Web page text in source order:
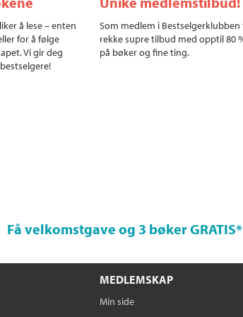
å lese – enten
for å følge
Vi gir deg
Som medlem i Bestselgerklubben
rekke supre tilbud med opptil 80
på bøker og fine ting.
Få velkomstgave og 3 bøker GRATIS
MEDLEMSKAP
Min side